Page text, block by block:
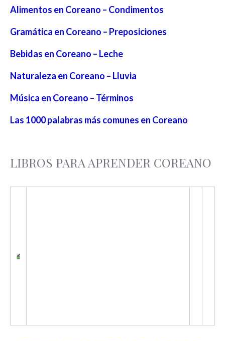
Alimentos en Coreano – Condimentos
Gramática en Coreano – Preposiciones
Bebidas en Coreano – Leche
Naturaleza en Coreano – Lluvia
Música en Coreano – Términos
Las 1000 palabras más comunes en Coreano
LIBROS PARA APRENDER COREANO